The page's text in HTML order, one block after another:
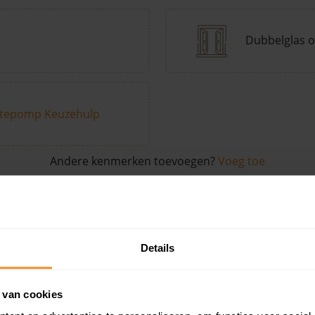
Details
cookies
Dubbelglas
Keuzehulp
Andere kenmerken toevoegen? Voeg toe
de buurt